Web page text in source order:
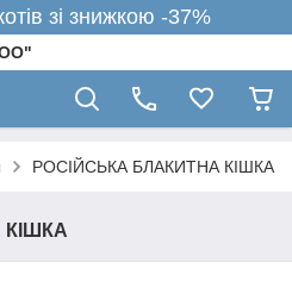
зі знижкою -37%
РОСІЙСЬКА БЛАКИТНА КІШКА